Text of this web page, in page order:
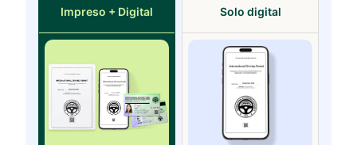
Impreso + Digital Solo digital